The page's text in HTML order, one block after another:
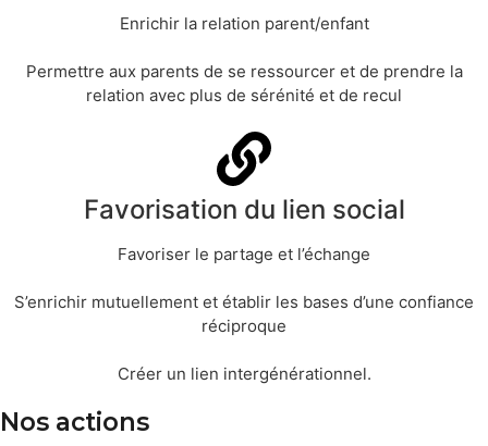
Enrichir la relation parent/enfant
Permettre aux parents de se ressourcer et de prendre la
relation avec plus de sérénité et de recul
Favorisation du lien social
Favoriser le partage et l’échange
S’enrichir mutuellement et établir les bases d’une confiance
réciproque
Créer un lien intergénérationnel.
Nos actions